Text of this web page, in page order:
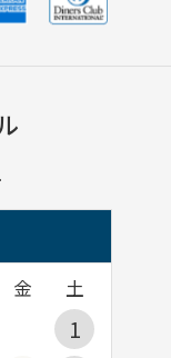
金 土
1